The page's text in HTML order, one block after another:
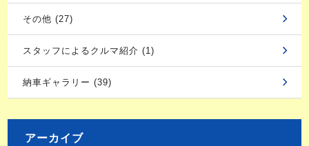
その他 (27)
スタッフによるクルマ紹介 (1)
納車ギャラリー (39)
アーカイブ